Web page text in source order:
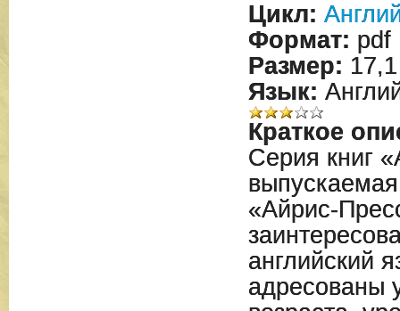
Цикл:
Формат: pdf
Размер:
Язык:
Краткое
Серия книг
«Айрис-
английский
адресованы